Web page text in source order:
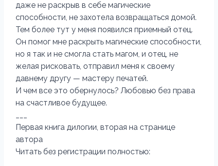
даже не раскрыв в себе магические
способности, не захотела возвращаться домой.
Тем более тут у меня появился приемный отец.
Он помог мне раскрыть магические способности,
но я так и не смогла стать магом, и отец, не
желая рисковать, отправил меня к своему
давнему другу — мастеру печатей.
И чем все это обернулось? Любовью без права
на счастливое будущее.
Первая книга дилогии, вторая на странице
автора
Читать без регистрации полностью: